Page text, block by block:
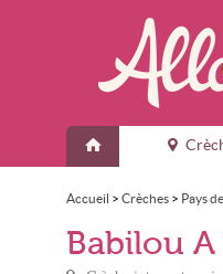
Accueil > Crèches > Pays
Babilou